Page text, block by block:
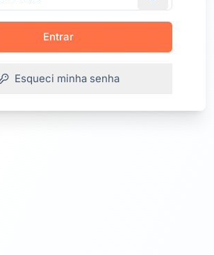
Entrar
Esqueci minha senha